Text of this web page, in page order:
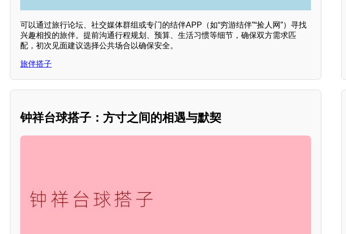
可以通过旅行论坛、社交媒体群组或专门的结伴APP（如“穷游结伴”“捡人网”）寻找
兴趣相投的旅伴。提前沟通行程规划、预算、生活习惯等细节，确保双方需求匹
配，初次见面建议选择公共场合以确保安全。
旅伴搭子
钟祥台球搭子：方寸之间的相遇与默契